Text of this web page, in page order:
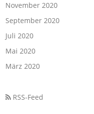
November 2020
September 2020
Juli 2020
Mai 2020
März 2020
RSS-Feed